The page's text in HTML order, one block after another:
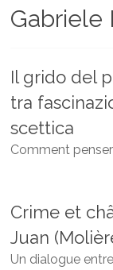
et
chercheurs
Faculté
des
lettres
Gabriele
Il grido del
tra
scettica
Comment penser
Crime et
Juan
Un dialogue